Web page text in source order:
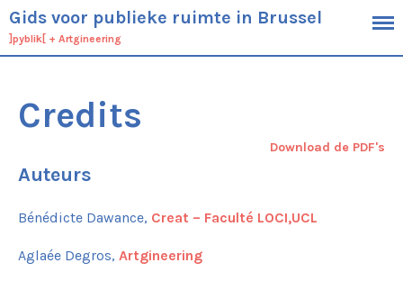
Definitie van de publieke ruimte
Algemene typologie van de Brusselse
Gids voor publieke ruimte in Brussel
]pyblik[ + Artgineering
Credits
Download de PDF's
Auteurs
Bénédicte Dawance, Creat – Faculté LOCI,UCL
Aglaée Degros, Artgineering